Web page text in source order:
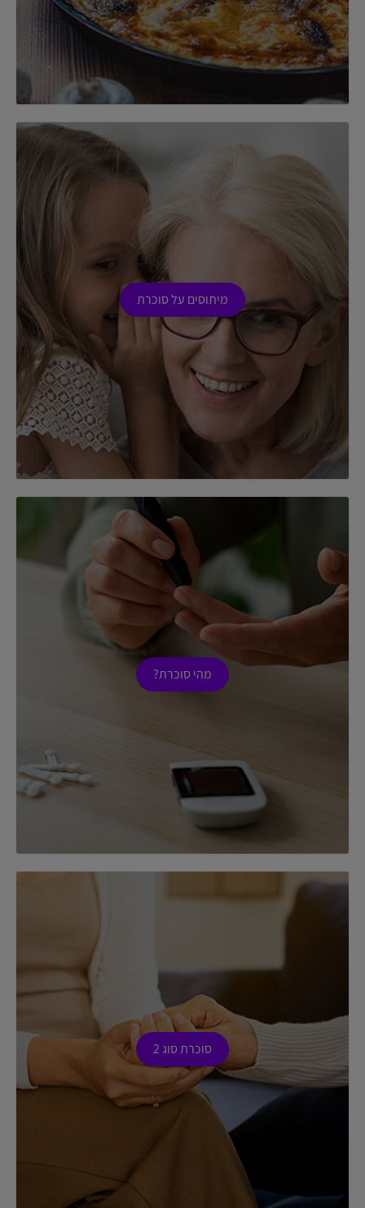
מיתוסים על סוכרת
מהי סוכרת?
סוכרת סוג 2